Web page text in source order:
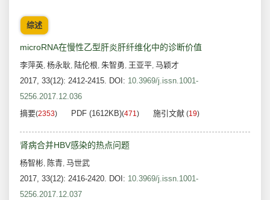
综述
microRNA在慢性乙型肝炎肝纤维化中的诊断价值
李萍英, 杨永耿, 陆伦根, 朱智勇, 王亚平, 马颖才
2017, 33(12): 2412-2415. DOI: 10.3969/j.issn.1001-
5256.2017.12.036
摘要(2353) PDF (1612KB)(471) 施引文献 (19)
肾病合并HBV感染的热点问题
杨智彬, 陈青, 马世武
2017, 33(12): 2416-2420. DOI: 10.3969/j.issn.1001-
5256.2017.12.037